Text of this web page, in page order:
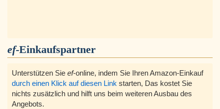
ef-Einkaufspartner
Unterstützen Sie ef-online, indem Sie Ihren Amazon-Einkauf
durch einen Klick auf diesen Link starten, Das kostet Sie
nichts zusätzlich und hilft uns beim weiteren Ausbau des
Angebots.